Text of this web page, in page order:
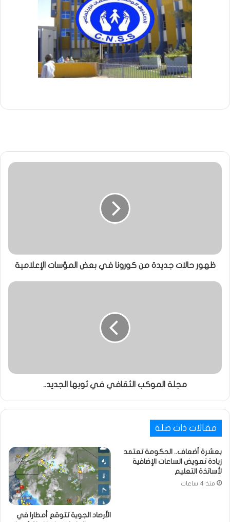
ظهور حالات جديدة من كورونا في بعض المؤسات الإعلامية
مجلة الموكب الثقافي في ثوبها الجديد..
مقالات ذات صلة
بعشرة أضعاف.. الحكومة تعتمد
زيادة تعويض الساعات الإضافية
لأساتذة التعليم
منذ 4 ساعات
الأرصاد الجوية تتوقع أمطارا في